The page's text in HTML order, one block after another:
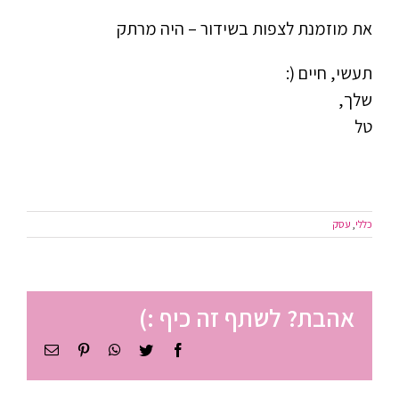
את מוזמנת לצפות בשידור – היה מרתק
תעשי, חיים (:
שלך,
טל
כללי, עסק
אהבת? לשתף זה כיף :)
Facebook
Twitter
WhatsApp
Pinterestכתובת